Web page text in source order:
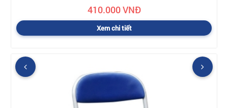
410.000 VNĐ
Xem chi tiết